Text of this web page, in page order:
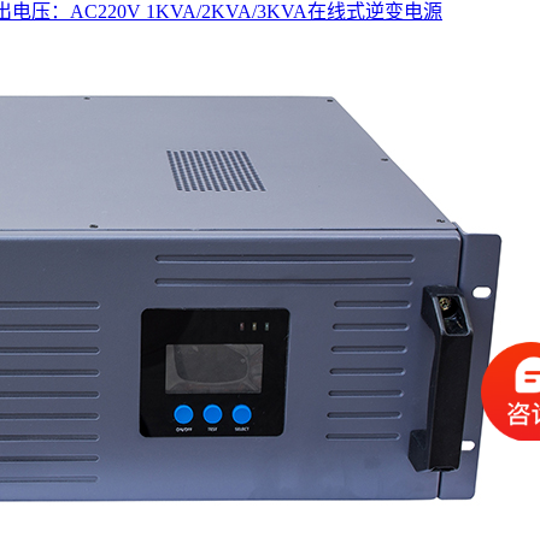
电压：AC220V 1KVA/2KVA/3KVA在线式逆变电源